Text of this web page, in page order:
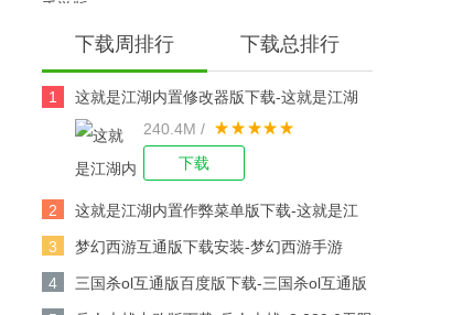
下载周排行 下载总排行
1
这就是江湖内置修改器版下载-这就是江湖
修改版v14.3.0安卓版下载
240.4M /
下载
2
这就是江湖内置作弊菜单版下载-这就是江
湖作弊版v14.3.0安卓版下载
3
梦幻西游互通版下载安装-梦幻西游手游
v1.567.0安卓版下载
4
三国杀ol互通版百度版下载-三国杀ol互通版